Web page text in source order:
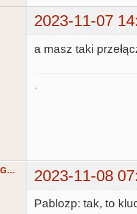
2023-11-07
a masz taki
.
YERZMYEY/HOOY-PROGRAM 2023-11-08
Pablozp: tak, to